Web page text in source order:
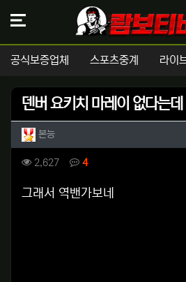
공식보증업체 스포츠중계 라이
덴버 요키치 마레이 없다는데
작성자 정보
본능작성
컨텐츠 정보
2,627조회 4댓글
본문
그래서 역밴가보네